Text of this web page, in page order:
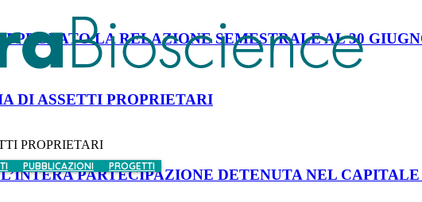
PUBBLICAZIONI
PROGETTI
LA RELAZIONE SEMESTRALE AL 30
DI ASSETTI PROPRIETARI
PROPRIETARI
PARTECIPAZIONE DETENUTA NEL